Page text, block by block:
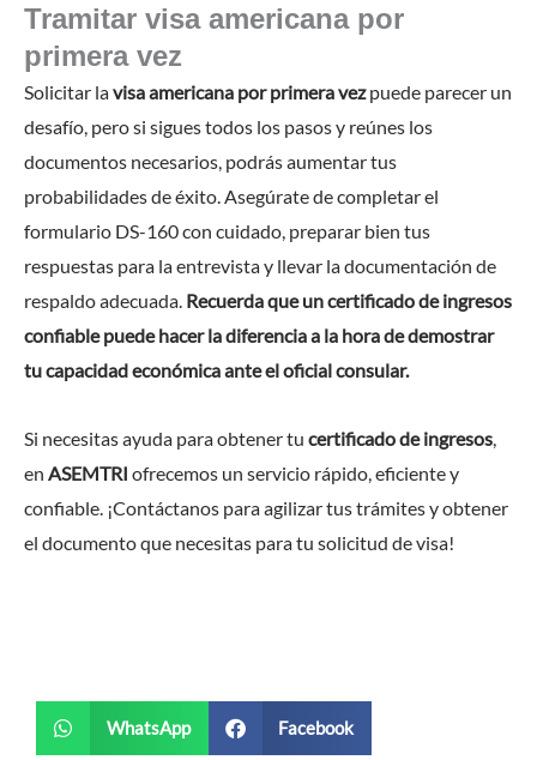
Tramitar visa americana por
primera vez
Solicitar lavisa americana por primera vezpuede parecer un
desafío, pero si sigues todos los pasos y reúnes los
documentos necesarios, podrás aumentar tus
probabilidades de éxito. Asegúrate de completar el
formulario DS-160 con cuidado, preparar bien tus
respuestas para la entrevista y llevar la documentación de
respaldo adecuada. Recuerda que un certificado de ingresos
confiable puede hacer la diferencia a la hora de demostrar
tu capacidad económica ante el oficial consular.
Si necesitas ayuda para obtener tu certificado de ingresos,
en ASEMTRI ofrecemos un servicio rápido, eficiente y
confiable. ¡Contáctanos para agilizar tus trámites y obtener
el documento que necesitas para tu solicitud de visa!
WhatsApp Facebook